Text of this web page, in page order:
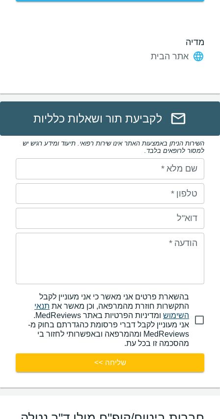
מדיה
אתר הבית
לקביעת תור ושאלות כלליות
השירות הניתן באמצעות האתר אינו שירות רפואי. תיעוד ומידע רגיש יש
למסור לרופאים בלבד.
שם מלא *
טלפון *
דוא"ל
הודעה *
בהשארת פרטים אני מאשר כי אני מעוניין לקבל
התקשרות חוזרת מהמרפאה, וכן מאשר את תנאי
השימוש
ומדיניות הפרטיות באתר MedReviews.
אני מעוניין לקבל דברי פרסומת כהגדרתם בחוק מ-
MedReviews ומהמרפאה ובאפשרותי לחזור בי
מהסכמה זו בכל עת.
שליחה >>